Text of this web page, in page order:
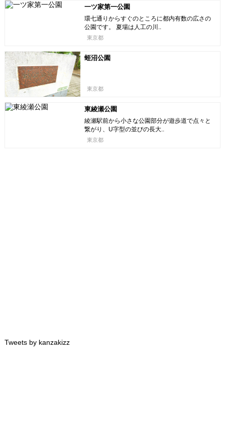
一ツ家第一公園
環七通りからすぐのところに都内有数の広さの
公園です。 夏場は人工の川..
東京都
蛭沼公園
東京都
東綾瀬公園
綾瀬駅前から小さな公園部分が遊歩道で点々と
繋がり、U字型の並びの長大..
東京都
Tweets by kanzakizz